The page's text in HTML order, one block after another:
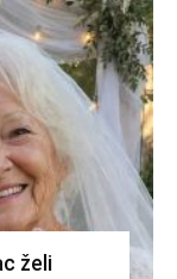
želi